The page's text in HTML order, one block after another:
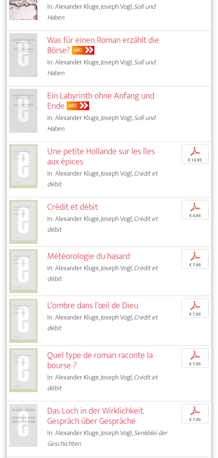
In: Alexander Kluge, Joseph Vogl,Soll und
Haben
Was für einen Roman erzählt die
Börse? ABO
In: Alexander Kluge, Joseph Vogl,Soll und
Haben
Ein Labyrinth ohne Anfang und
Ende ABO
In: Alexander Kluge, Joseph Vogl,Soll und
Haben
Une petite Hollande sur les îles
aux épices
In: Alexander Kluge, Joseph Vogl,Crédit et
débit
p
€ 12,95
Crédit et débit
In: Alexander Kluge, Joseph Vogl,Crédit et
débit
p
€ 4,95
Météorologie du hasard
In: Alexander Kluge, Joseph Vogl,Crédit et
débit
p
€ 7,95
L’ombre dans l’œil de Dieu
In: Alexander Kluge, Joseph Vogl,Crédit et
débit
p
€ 7,95
Quel type de roman raconte la
bourse ?
In: Alexander Kluge, Joseph Vogl,Crédit et
débit
p
€ 7,95
Das Loch in der Wirklichkeit.
Gespräch über Gespräche
In: Alexander Kluge, Joseph Vogl,Senkblei der
Geschichten
p
€ 7,95